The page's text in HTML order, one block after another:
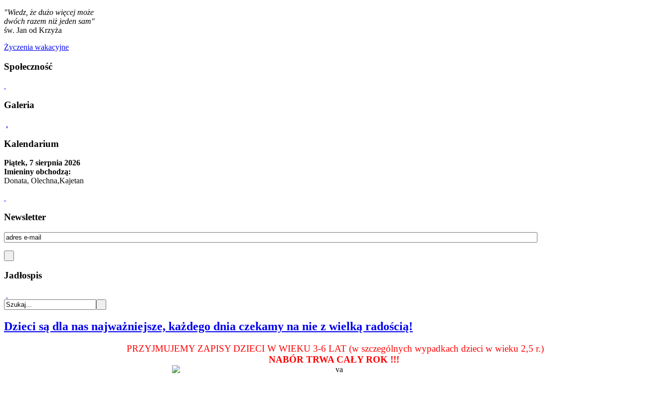
"Wiedz, że dużo więcej może
dwóch razem niż jeden sam"
św. Jan od Krzyża
Życzenia wakacyjne
Społeczność
Galeria
.
Kalendarium
Piątek, 7 sierpnia 2026
Imieniny obchodzą:
Donata, Olechna,Kajetan
Newsletter
Jadłospis
Dzieci są dla nas najważniejsze, każdego dnia czekamy na nie z wielką radością!
PRZYJMUJEMY ZAPISY DZIECI W WIEKU 3-6 LAT (w szczególnych wypadkach dzieci w wieku 2,5 r.)
NABÓR TRWA CAŁY ROK !!!